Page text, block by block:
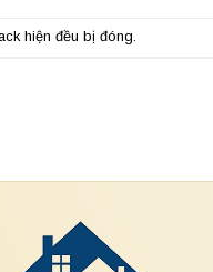
hiện đều bị đóng.